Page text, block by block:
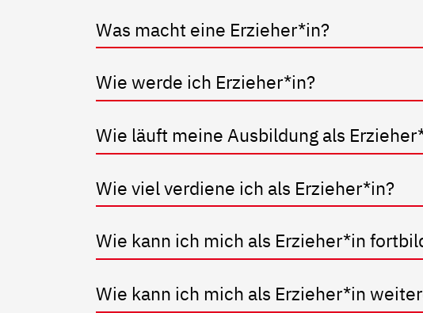
Was macht eine Erzieher*in?
Wie werde ich Erzieher*in?
Wie läuft meine Ausbildung als
Wie viel verdiene ich als Erzieher*in?
Wie kann ich mich als Erzieher*in
Wie kann ich mich als Erzieher*in